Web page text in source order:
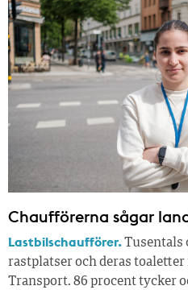
Chaufförerna sågar
Lastbilschaufförer.Tusentals
rastplatser och deras
Transport. 86 procent tycker